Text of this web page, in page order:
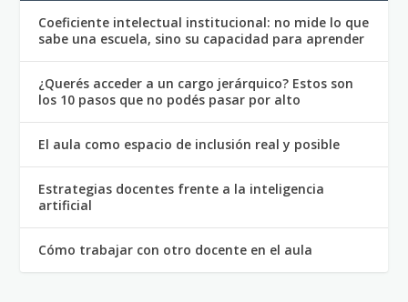
Coeficiente intelectual institucional: no mide lo que
sabe una escuela, sino su capacidad para aprender
¿Querés acceder a un cargo jerárquico? Estos son
los 10 pasos que no podés pasar por alto
El aula como espacio de inclusión real y posible
Estrategias docentes frente a la inteligencia
artificial
Cómo trabajar con otro docente en el aula